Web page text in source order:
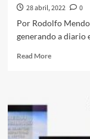
28 abril, 2022
0
Por Rodolfo
generando a diario
Read MoreRead
politica///
Olivo///El